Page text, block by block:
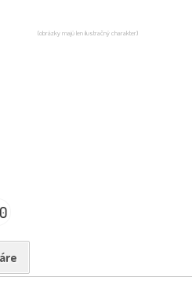
(obrázky majú len ilustračný charakter)